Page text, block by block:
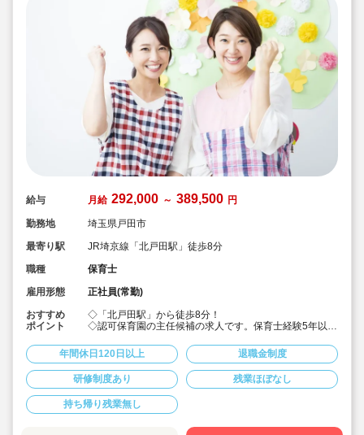
給与 月給 292,000 ～ 389,500 円
勤務地
埼玉県戸田市
最寄り駅
JR埼京線「北戸田駅」徒歩8分
職種
保育士
雇用形態
正社員(常勤)
おすすめ
ポイント
◇「北戸田駅」から徒歩8分！
◇認可保育園の主任候補の求人です。保育士経験5年以上
◇月給292,000円?389,500円★経験を考慮して加算！賞
与3か月・残業は少なめと好条件です！
◇年間休日123日！有給休暇は入社2カ月後に3日、半年
後に13日付与☆役職についてもしっかりお休みが取れる
ので安心して働けます。
◇宿舎借上げ制度あり！初期費用・引っ越し費用補助も
あります♪借り上げ利用されない方には住宅手当て付与！
◇残業ゼロ推進 / 持ち帰り残業禁止 / 有給消化率も94.5%
年間休日120日以上 退職金制度
研修制度あり 残業ほぼなし
持ち帰り残業無し